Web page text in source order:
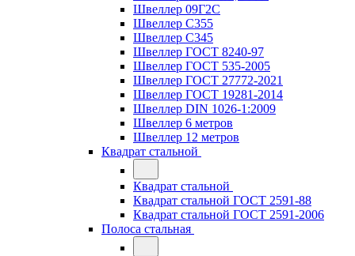
Швеллер 09Г2С
Швеллер С355
Швеллер С345
Швеллер ГОСТ 8240-97
Швеллер ГОСТ 535-2005
Швеллер ГОСТ 27772-2021
Швеллер ГОСТ 19281-2014
Швеллер DIN 1026-1:2009
Швеллер 6 метров
Швеллер 12 метров
Квадрат стальной
Квадрат стальной
Квадрат стальной ГОСТ 2591-88
Квадрат стальной ГОСТ 2591-2006
Полоса стальная